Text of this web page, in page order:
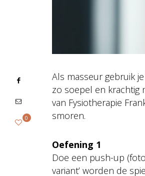
Als masseur gebruik
zo soepel en krachtig
van Fysiotherapie
smoren.
Oefening 1
Doe een push-up
variant’ worden de
0